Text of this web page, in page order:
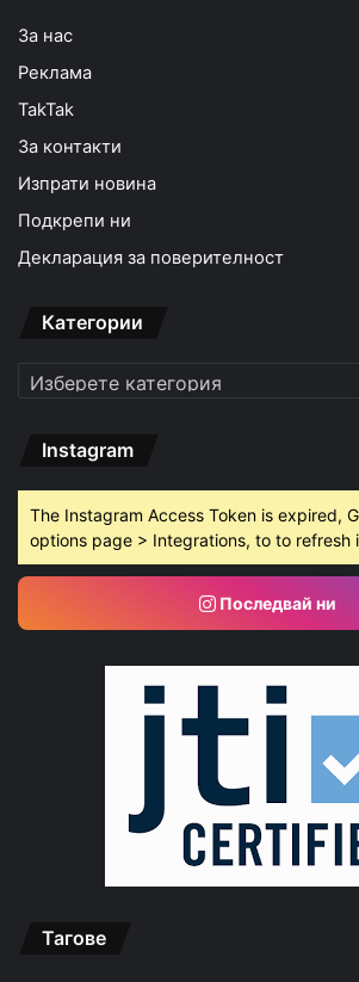
За нас
Реклама
TakTak
За контакти
Изпрати новина
Подкрепи ни
Декларация за поверителност
Категории
Категории
Instagram
The Instagram Access Token is expired,
options page > Integrations, to to refresh
Последвай ни
Тагове